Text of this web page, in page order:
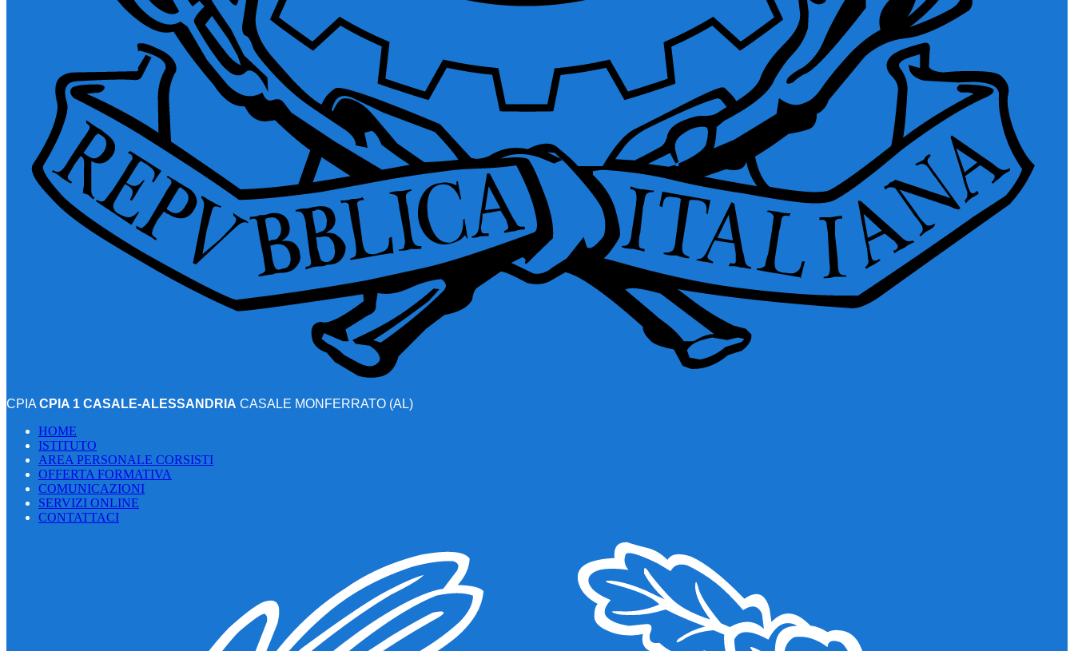
CPIA CPIA 1 CASALE-ALESSANDRIA CASALE MONFERRATO (AL)
HOME
ISTITUTO
AREA PERSONALE CORSISTI
OFFERTA FORMATIVA
COMUNICAZIONI
SERVIZI ONLINE
CONTATTACI